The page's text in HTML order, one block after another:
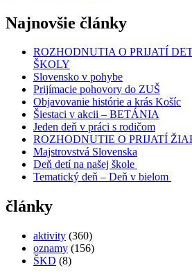
Najnovšie články
ROZHODNUTIA O PRIJATÍ
ŠKOLY
Slovensko v pohybe
Prijímacie pohovory do ZUŠ
Objavovanie histórie a krás Košíc
Šiestaci v akcii – BETÁNIA
Jeden deň v práci s rodičom
ROZHODNUTIE O PRIJATÍ
Majstrovstvá Slovenska
Deň detí na našej škole
Tematický deň – Deň v bielom
články
aktivity (360)
oznamy (156)
ŠKD (8)